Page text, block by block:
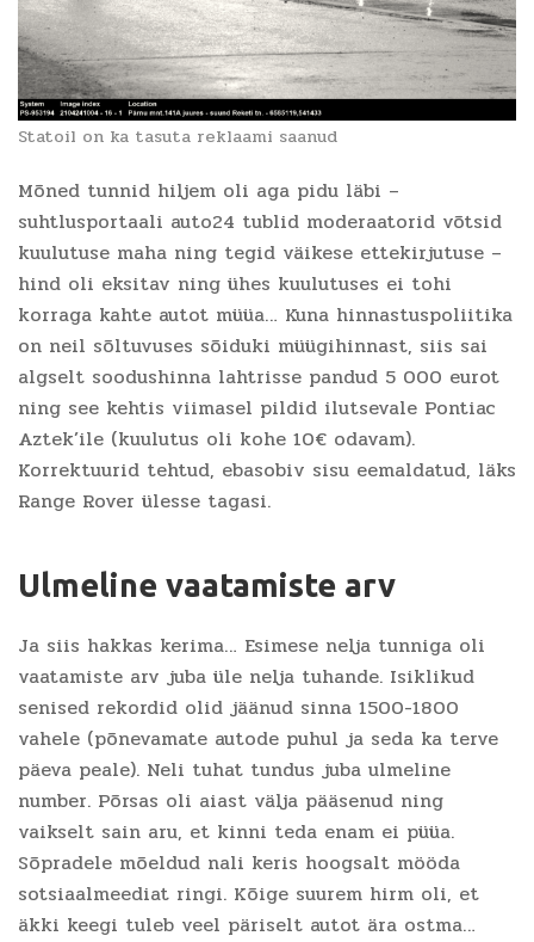
Statoil on ka tasuta reklaami saanud
Mõned tunnid hiljem oli aga pidu läbi –
suhtlusportaali auto24 tublid moderaatorid võtsid
kuulutuse maha ning tegid väikese ettekirjutuse –
hind oli eksitav ning ühes kuulutuses ei tohi
korraga kahte autot müüa… Kuna hinnastuspoliitika
on neil sõltuvuses sõiduki müügihinnast, siis sai
algselt soodushinna lahtrisse pandud 5 000 eurot
ning see kehtis viimasel pildid ilutsevale Pontiac
Aztek’ile (kuulutus oli kohe 10€ odavam).
Korrektuurid tehtud, ebasobiv sisu eemaldatud, läks
Range Rover ülesse tagasi.
Ulmeline vaatamiste arv
Ja siis hakkas kerima… Esimese nelja tunniga oli
vaatamiste arv juba üle nelja tuhande. Isiklikud
senised rekordid olid jäänud sinna 1500-1800
vahele (põnevamate autode puhul ja seda ka terve
päeva peale). Neli tuhat tundus juba ulmeline
number. Põrsas oli aiast välja pääsenud ning
vaikselt sain aru, et kinni teda enam ei püüa.
Sõpradele mõeldud nali keris hoogsalt mööda
sotsiaalmeediat ringi. Kõige suurem hirm oli, et
äkki keegi tuleb veel päriselt autot ära ostma…